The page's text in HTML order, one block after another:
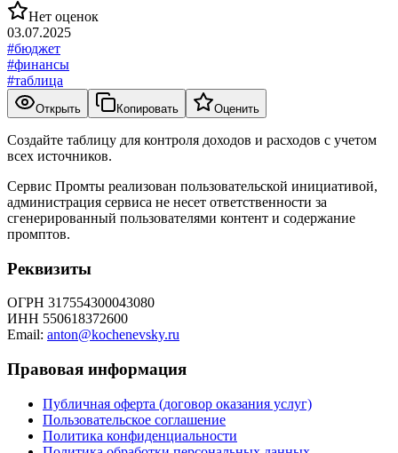
Нет оценок
03.07.2025
#бюджет
#финансы
#таблица
Открыть Копировать Оценить
Создайте таблицу для контроля доходов и расходов с учетом
всех источников.
Сервис Промты реализован пользовательской инициативой,
администрация сервиса не несет ответственности за
сгенерированный пользователями контент и содержание
промптов.
Реквизиты
ОГРН 317554300043080
ИНН 550618372600
Email: anton@kochenevsky.ru
Правовая информация
Публичная оферта (договор оказания услуг)
Пользовательское соглашение
Политика конфиденциальности